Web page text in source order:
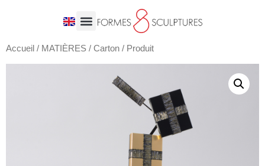
Accueil / MATIÈRES / Carton / Produit